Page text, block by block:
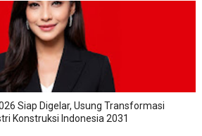
Siap Digelar, Usung Transformasi
Konstruksi Indonesia 2031